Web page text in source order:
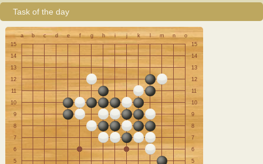
Task of the day
a b c d e f g h i j k l m n
o
15
15
14
14
13
13
12
12
11
11
10
10
9
9
8
8
7
7
6
6
5
5